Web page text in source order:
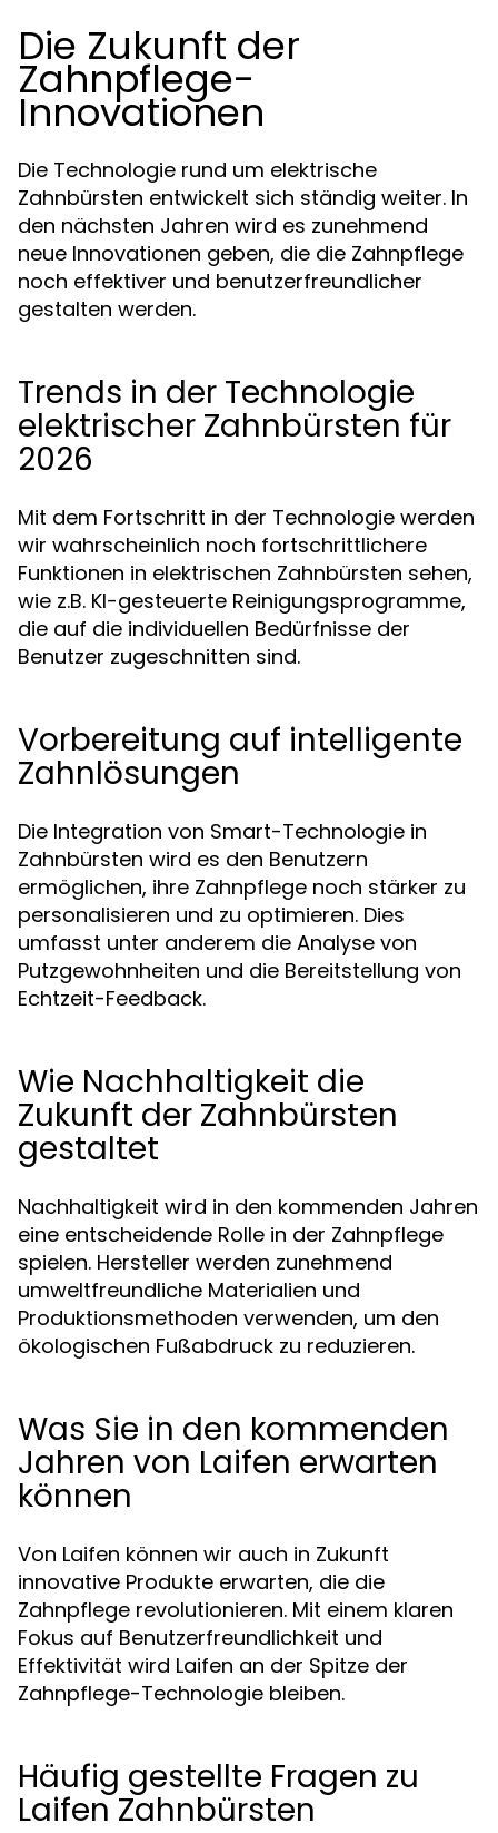
Die Zukunft der
Zahnpflege-
Innovationen
Die Technologie rund um elektrische
Zahnbürsten entwickelt sich ständig weiter. In
den nächsten Jahren wird es zunehmend
neue Innovationen geben, die die Zahnpflege
noch effektiver und benutzerfreundlicher
gestalten werden.
Trends in der Technologie
elektrischer Zahnbürsten für
2026
Mit dem Fortschritt in der Technologie werden
wir wahrscheinlich noch fortschrittlichere
Funktionen in elektrischen Zahnbürsten sehen,
wie z.B. KI-gesteuerte Reinigungsprogramme,
die auf die individuellen Bedürfnisse der
Benutzer zugeschnitten sind.
Vorbereitung auf intelligente
Zahnlösungen
Die Integration von Smart-Technologie in
Zahnbürsten wird es den Benutzern
ermöglichen, ihre Zahnpflege noch stärker zu
personalisieren und zu optimieren. Dies
umfasst unter anderem die Analyse von
Putzgewohnheiten und die Bereitstellung von
Echtzeit-Feedback.
Wie Nachhaltigkeit die
Zukunft der Zahnbürsten
gestaltet
Nachhaltigkeit wird in den kommenden Jahren
eine entscheidende Rolle in der Zahnpflege
spielen. Hersteller werden zunehmend
umweltfreundliche Materialien und
Produktionsmethoden verwenden, um den
ökologischen Fußabdruck zu reduzieren.
Was Sie in den kommenden
Jahren von Laifen erwarten
können
Von Laifen können wir auch in Zukunft
innovative Produkte erwarten, die die
Zahnpflege revolutionieren. Mit einem klaren
Fokus auf Benutzerfreundlichkeit und
Effektivität wird Laifen an der Spitze der
Zahnpflege-Technologie bleiben.
Häufig gestellte Fragen zu
Laifen Zahnbürsten